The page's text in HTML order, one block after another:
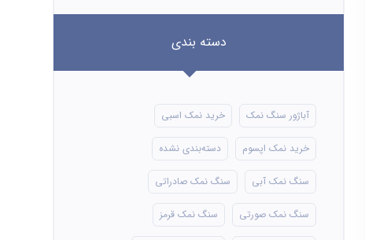
دسته بندی
آباژور سنگ نمک خرید نمک اسبی
خرید نمک اپسوم دسته‌بندی نشده
سنگ نمک آبی سنگ نمک صادراتی
سنگ نمک صورتی سنگ نمک قرمز